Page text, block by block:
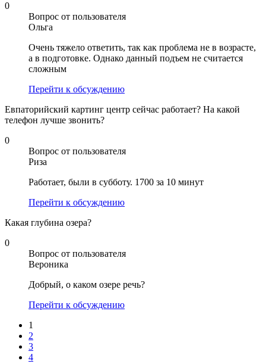
0
Вопрос от пользователя
Ольга
Очень тяжело ответить, так как проблема не в возрасте,
а в подготовке. Однако данный подъем не считается
сложным
Перейти к обсуждению
Евпаторийский картинг центр сейчас работает? На какой
телефон лучше звонить?
0
Вопрос от пользователя
Риза
Работает, были в субботу. 1700 за 10 минут
Перейти к обсуждению
Какая глубина озера?
0
Вопрос от пользователя
Вероника
Добрый, о каком озере речь?
Перейти к обсуждению
1
2
3
4